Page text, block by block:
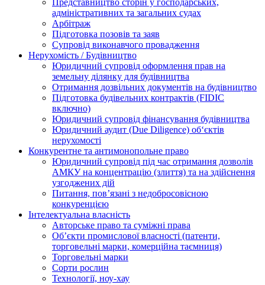
Представництво сторін у господарських,
адміністративних та загальних судах
Арбітраж
Підготовка позовів та заяв
Супровід виконавчого провадження
Нерухомість / Будівництво
Юридичний супровід оформлення прав на
земельну ділянку для будівництва
Отримання дозвільних документів на будівництво
Підготовка будівельних контрактів (FIDIC
включно)
Юридичний супровід фінансування будівництва
Юридичний аудит (Due Diligence) об‘єктів
нерухомості
Конкурентне та антимонопольне право
Юридичний супровід під час отримання дозволів
АМКУ на концентрацію (злиття) та на здійснення
узгоджених дій
Питання, пов’язані з недобросовісною
конкуренцією
Інтелектуальна власність
Авторське право та суміжні права
Oб’єкти промислової власності (патенти,
торговельні марки, комерційна таємниця)
Торговельні марки
Сорти рослин
Технології, ноу-хау